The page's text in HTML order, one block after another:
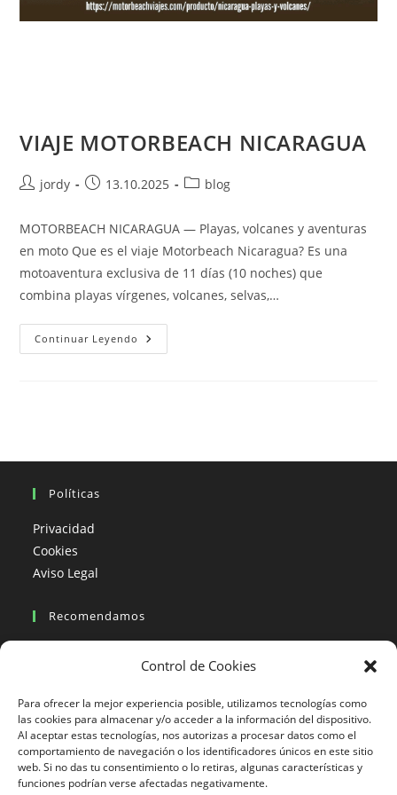
Control de Cookies
Para ofrecer la mejor experiencia posible, utilizamos tecnologías como
las cookies para almacenar y/o acceder a la información del dispositivo.
Al aceptar estas tecnologías, nos autorizas a procesar datos como el
comportamiento de navegación o los identificadores únicos en este sitio
web. Si no das tu consentimiento o lo retiras, algunas características y
funciones podrían verse afectadas negativamente.
VIAJE MOTORBEACH NICARAGUA
Autor
la
jordy
Publicación
la
13.10.2025
Categoría
entrada:
blog
MOTORBEACH NICARAGUA — Playas, volcanes y aventuras
en moto Que es el viaje Motorbeach Nicaragua? Es una
motoaventura exclusiva de 11 días (10 noches) que
combina playas vírgenes, volcanes, selvas,…
Continuar Leyendo VIAJE
MOTORBEACH
Políticas
Privacidad
Cookies
Aviso Legal
Recomendamos
Viajes en moto organizados
Blogs viajes en moto
Más Visto
Viajes en moto India